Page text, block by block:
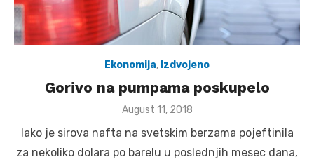
Ekonomija, Izdvojeno
Gorivo na pumpama poskupelo
Posted
August 11, 2018
Iako je sirova nafta na svetskim berzama pojeftinila
za nekoliko dolara po barelu u poslednjih mesec dana,